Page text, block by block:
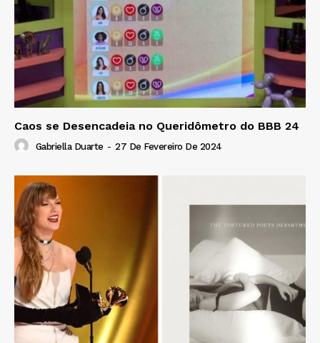
Caos se Desencadeia no Queridômetro do BBB 24
Gabriella Duarte - 27 De Fevereiro De 2024